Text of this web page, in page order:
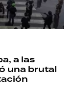
a las
una brutal